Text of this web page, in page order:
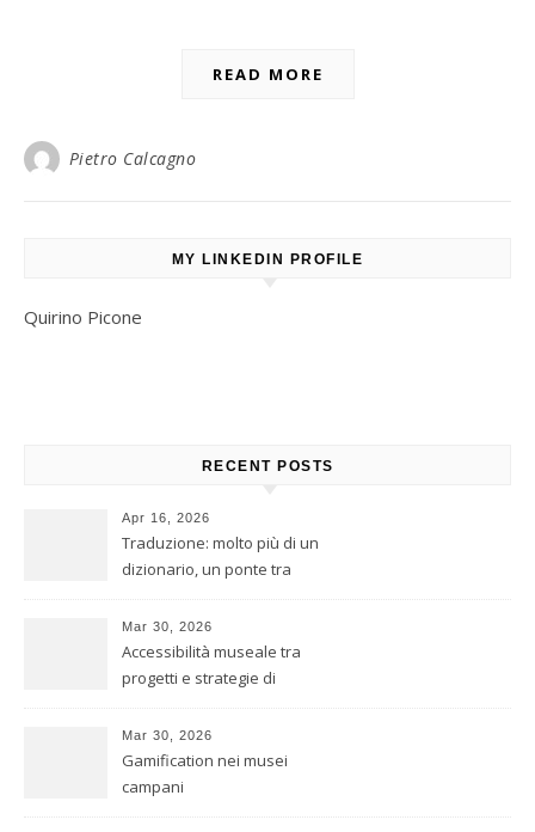
READ MORE
Pietro Calcagno
MY LINKEDIN PROFILE
Quirino Picone
RECENT POSTS
Apr 16, 2026
Traduzione: molto più di un
dizionario, un ponte tra
Mar 30, 2026
Accessibilità museale tra
progetti e strategie di
Mar 30, 2026
Gamification nei musei
campani